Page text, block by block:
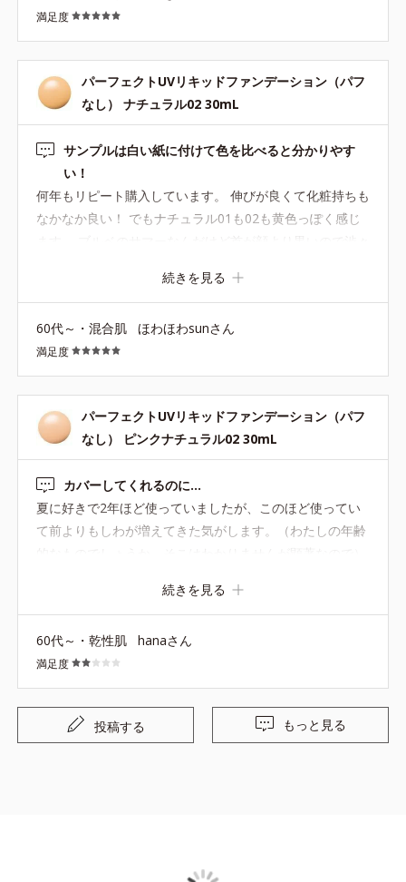
満足度
パーフェクトUVリキッドファンデーション（パフ
なし） ナチュラル02 30mL
サンプルは白い紙に付けて色を比べると分かりやす
い！
何年もリピート購入しています。 伸びが良くて化粧持ちも
なかなか良い！ でもナチュラル01も02も黄色っぽく感じ
から取り寄せて確認。 サンプルは錠剤の薬のシートみたい
色、白い厚めの画用紙に指でちょんと付けてみた。 そした
ら色を比べやすくて見やすい〜♫ 色番をペンで書き足して
オリジナルの色見本ができますよ！
続きを見る
60代～・混合肌 ほわほわsunさん
満足度
パーフェクトUVリキッドファンデーション（パフ
なし） ピンクナチュラル02 30mL
カバーしてくれるのに...
夏に好きで2年ほど使っていましたが、このほど使ってい
て前よりもしわが増えてきた気がします。（わたしの年齢
通年使っていますが、夏はどうしてもくずれるのでこちら
躊躇します。 潤ってカバーのあるものはないでしょうか。
続きを見る
60代～・乾性肌 hanaさん
満足度
投稿する もっと見る